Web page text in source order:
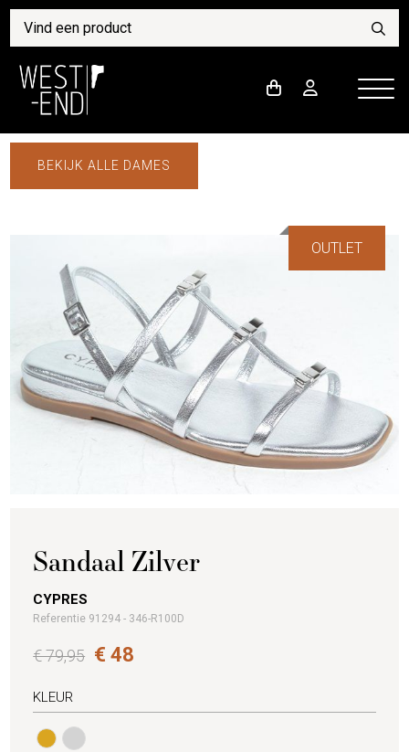
BEKIJK ALLE DAMES
OUTLET
Sandaal Zilver
CYPRES
Referentie 91294 - 346-R100D
€ 79,95 € 48
KLEUR